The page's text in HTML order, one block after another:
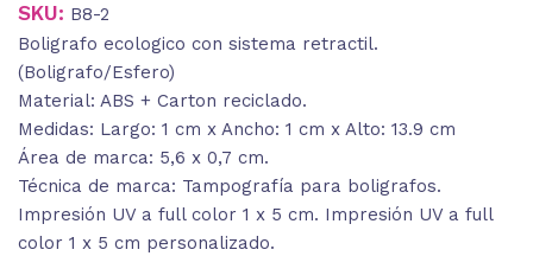
SKU: B8-2
Boligrafo ecologico con sistema retractil.
(Boligrafo/Esfero)
Material: ABS + Carton reciclado.
Medidas: Largo: 1 cm x Ancho: 1 cm x Alto: 13.9 cm
Área de marca: 5,6 x 0,7 cm.
Técnica de marca: Tampografía para boligrafos.
Impresión UV a full color 1 x 5 cm. Impresión UV a full
color 1 x 5 cm personalizado.